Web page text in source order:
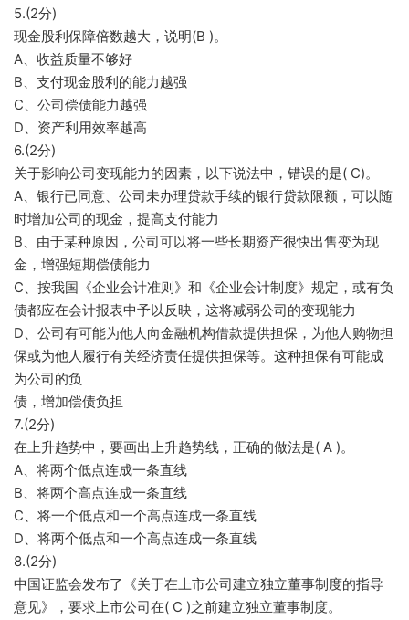
5.(2分)
现金股利保障倍数越大，说明(B )。
A、收益质量不够好
B、支付现金股利的能力越强
C、公司偿债能力越强
D、资产利用效率越高
6.(2分)
关于影响公司变现能力的因素，以下说法中，错误的是( C)。
A、银行已同意、公司未办理贷款手续的银行贷款限额，可以随
时增加公司的现金，提高支付能力
B、由于某种原因，公司可以将一些长期资产很快出售变为现
金，增强短期偿债能力
C、按我国《企业会计准则》和《企业会计制度》规定，或有负
债都应在会计报表中予以反映，这将减弱公司的变现能力
D、公司有可能为他人向金融机构借款提供担保，为他人购物担
保或为他人履行有关经济责任提供担保等。这种担保有可能成
为公司的负
债，增加偿债负担
7.(2分)
在上升趋势中，要画出上升趋势线，正确的做法是( A )。
A、将两个低点连成一条直线
B、将两个高点连成一条直线
C、将一个低点和一个高点连成一条直线
D、将两个低点和一个高点连成一条直线
8.(2分)
中国证监会发布了《关于在上市公司建立独立董事制度的指导
意见》，要求上市公司在( C )之前建立独立董事制度。